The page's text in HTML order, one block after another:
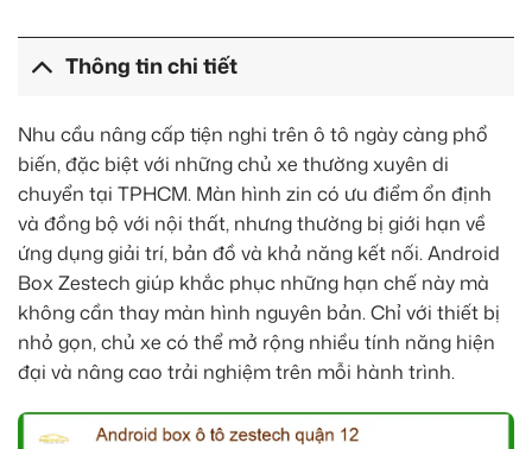
Thông tin chi tiết
Nhu cầu nâng cấp tiện nghi trên ô tô ngày càng phổ
biến, đặc biệt với những chủ xe thường xuyên di
chuyển tại TPHCM. Màn hình zin có ưu điểm ổn định
và đồng bộ với nội thất, nhưng thường bị giới hạn về
ứng dụng giải trí, bản đồ và khả năng kết nối. Android
Box Zestech giúp khắc phục những hạn chế này mà
không cần thay màn hình nguyên bản. Chỉ với thiết bị
nhỏ gọn, chủ xe có thể mở rộng nhiều tính năng hiện
đại và nâng cao trải nghiệm trên mỗi hành trình.